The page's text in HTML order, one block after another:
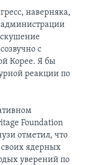
наверняка,
администрации
с
Корее. Я бы
реакции по
Foundation
отметил, что
ядерных
уверений по